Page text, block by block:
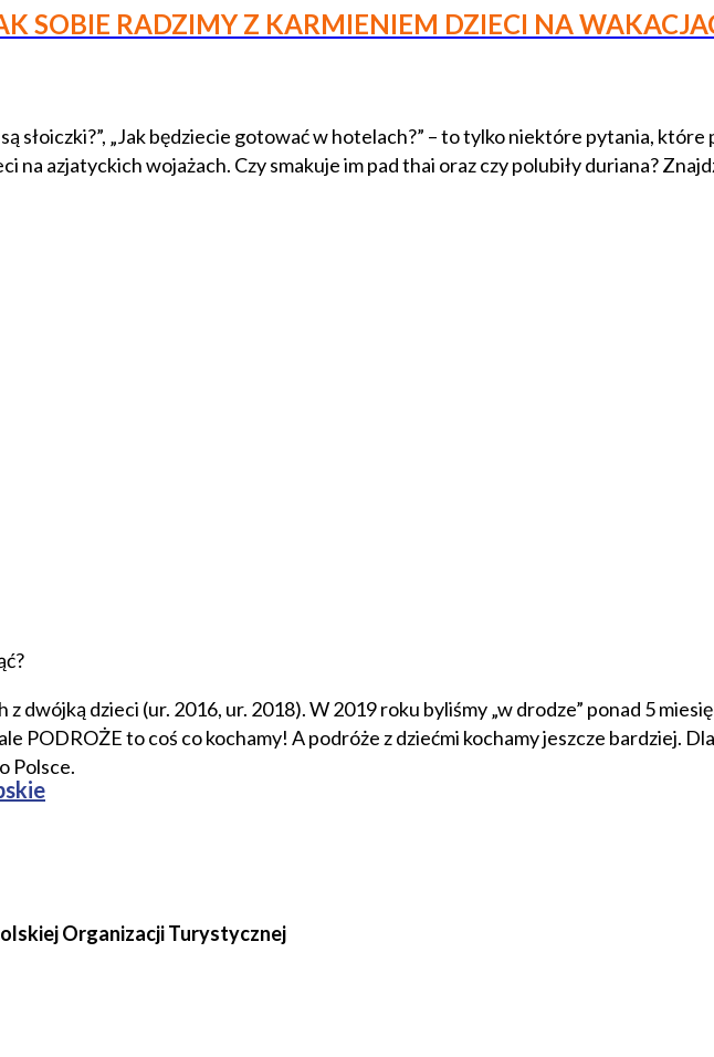
SOBIE RADZIMY Z KARMIENIEM DZIECI NA
słoiczki?”, „Jak będziecie gotować w hotelach?” – to tylko niektóre pytania,
na azjatyckich wojażach. Czy smakuje im pad thai oraz czy polubiły duriana?
dwójką dzieci (ur. 2016, ur. 2018). W 2019 roku byliśmy „w drodze” ponad 5
PODROŻE to coś co kochamy! A podróże z dziećmi kochamy jeszcze bardziej.
Polsce.
Organizacji Turystycznej